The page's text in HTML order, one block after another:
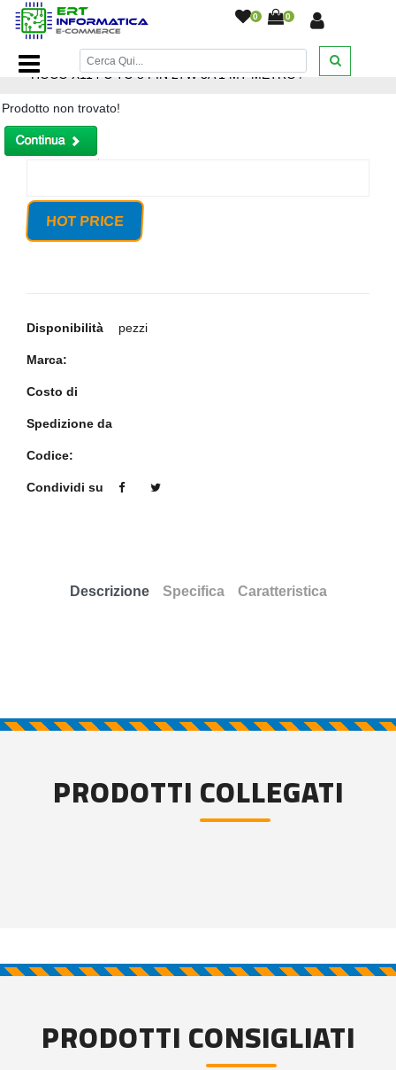
0 0
Home Page/CAVO RICARICA IPHONE 11 12 13 14 PRO
HOCO X114 C TO 8 PIN 27W 3A 1 MT METRO/
Prodotto non trovato!
HOT PRICE
Disponibilità pezzi
Marca:
Costo di
Spedizione da
Codice:
Condividi su
Descrizione Specifica Caratteristica
PRODOTTI COLLEGATI
PRODOTTI CONSIGLIATI